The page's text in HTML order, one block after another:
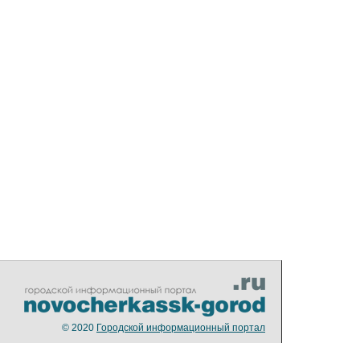
© 2020 Городской информационный портал